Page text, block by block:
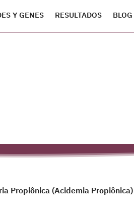
Y GENES RESULTADOS BLOG
Propiônica (Acidemia Propiônica)